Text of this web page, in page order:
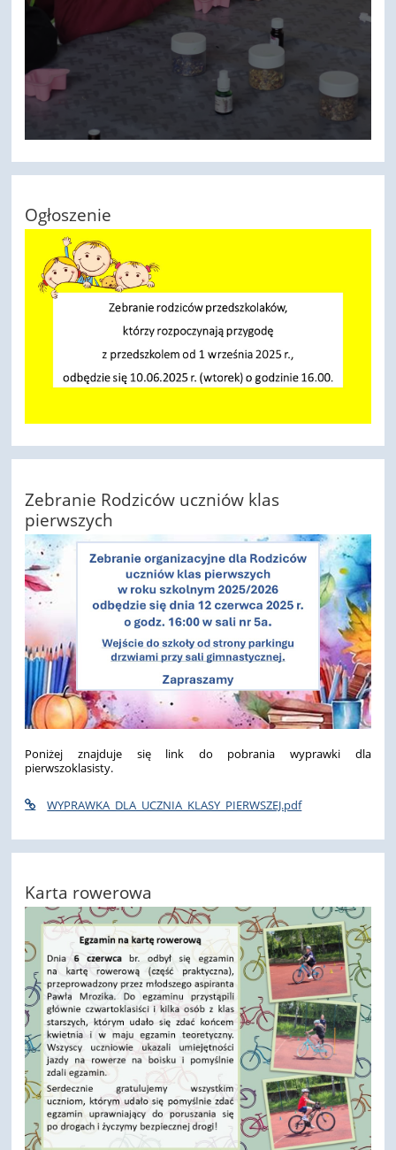
Ogłoszenie
Zebranie Rodziców uczniów klas
pierwszych
Poniżej znajduje się link do pobrania wyprawki dla
pierwszoklasisty.
WYPRAWKA_DLA_UCZNIA_KLASY_PIERWSZEJ.pdf
Karta rowerowa